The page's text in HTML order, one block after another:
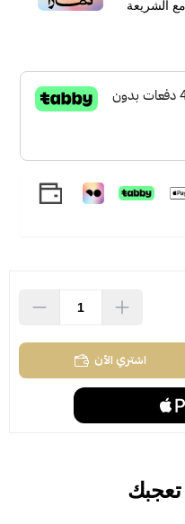
في عبير الياسمسنالشريعة
اشتري الآن